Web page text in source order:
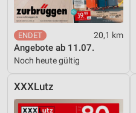
20,1 km
Angebote ab 11.07.
Noch heute gültig
XXXLutz